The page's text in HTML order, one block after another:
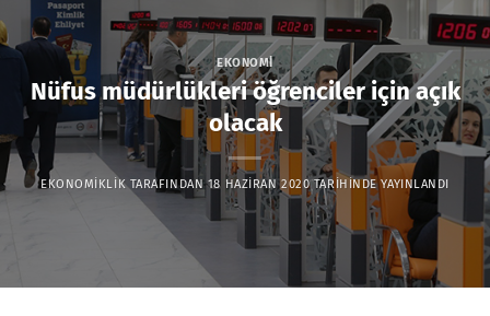
EKONOMI
Nüfus müdürlükleri öğrenciler için açık
olacak
EKONOMIKLIKTARAFINDAN 18 HAZIRAN 2020TARIHINDE YAYINLANDI